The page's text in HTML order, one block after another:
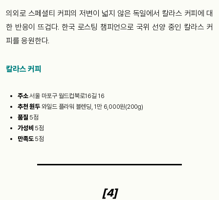
의외로 스페셜티 커피의 저변이 넓지 않은 독일에서 칼라스 커피에 대
한 반응이 뜨겁다. 한국 로스팅 챔피언으로 국위 선양 중인 칼라스 커
피를 응원한다.
칼라스 커피
주소서울 마포구 월드컵북로16길 16
추천 원두와일드 플라워 블렌딩, 1만 6,000원(200g)
품질 5점
가성비 5점
만족도5점
[4]